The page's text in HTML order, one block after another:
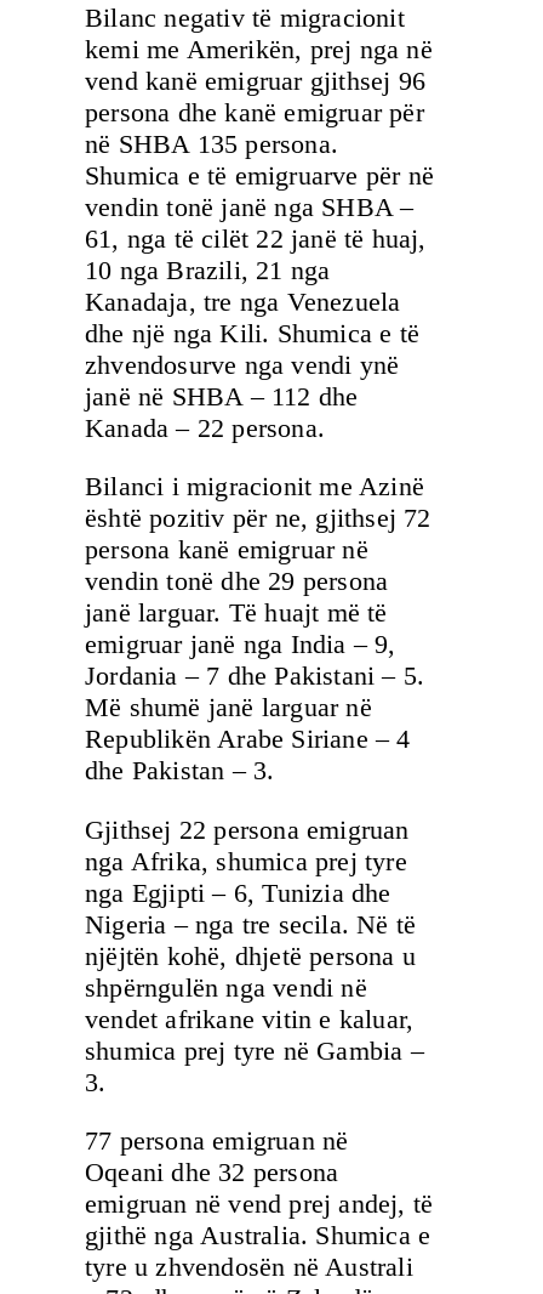
Bilanc negativ të migracionit
kemi me Amerikën, prej nga në
vend kanë emigruar gjithsej 96
persona dhe kanë emigruar për
në SHBA 135 persona.
Shumica e të emigruarve për në
vendin tonë janë nga SHBA –
61, nga të cilët 22 janë të huaj,
10 nga Brazili, 21 nga
Kanadaja, tre nga Venezuela
dhe një nga Kili. Shumica e të
zhvendosurve nga vendi ynë
janë në SHBA – 112 dhe
Kanada – 22 persona.
Bilanci i migracionit me Azinë
është pozitiv për ne, gjithsej 72
persona kanë emigruar në
vendin tonë dhe 29 persona
janë larguar. Të huajt më të
emigruar janë nga India – 9,
Jordania – 7 dhe Pakistani – 5.
Më shumë janë larguar në
Republikën Arabe Siriane – 4
dhe Pakistan – 3.
Gjithsej 22 persona emigruan
nga Afrika, shumica prej tyre
nga Egjipti – 6, Tunizia dhe
Nigeria – nga tre secila. Në të
njëjtën kohë, dhjetë persona u
shpërngulën nga vendi në
vendet afrikane vitin e kaluar,
shumica prej tyre në Gambia –
3.
77 persona emigruan në
Oqeani dhe 32 persona
emigruan në vend prej andej, të
gjithë nga Australia. Shumica e
tyre u zhvendosën në Australi